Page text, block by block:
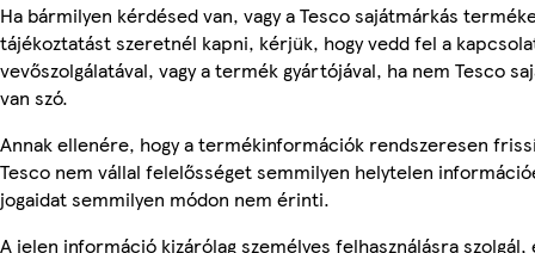
Ha bármilyen kérdésed van, vagy a Tesco sajátmárkás
tájékoztatást szeretnél kapni, kérjük, hogy vedd fel a
vevőszolgálatával, vagy a termék gyártójával, ha nem Tesco
van szó.
Annak ellenére, hogy a termékinformációk rendszeresen
Tesco nem vállal felelősséget semmilyen helytelen
jogaidat semmilyen módon nem érinti.
A jelen információ kizárólag személyes felhasználásra